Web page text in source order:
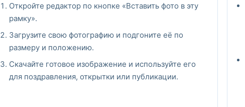
Откройте редактор по кнопке «Вставить фото в эту
рамку».
Загрузите свою фотографию и подгоните её по
размеру и положению.
Скачайте готовое изображение и используйте его
для поздравления, открытки или публикации.